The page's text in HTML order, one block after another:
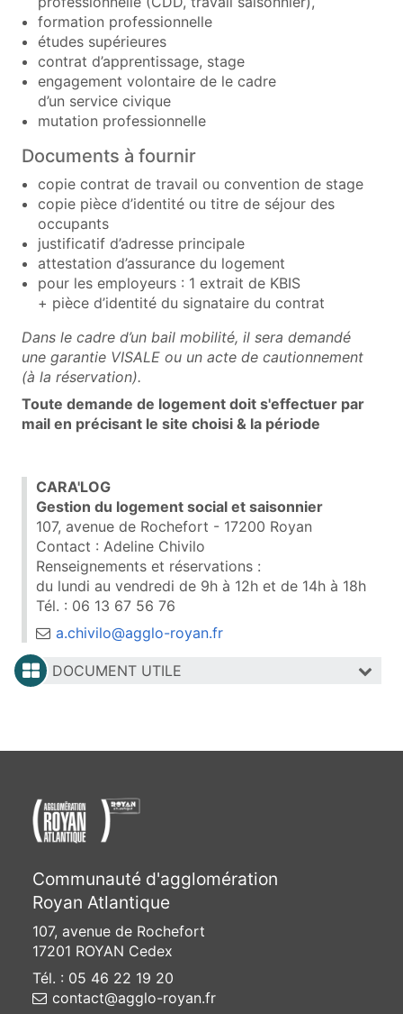
formation professionnelle
études supérieures
contrat d’apprentissage, stage
engagement volontaire de le cadre
d’un service civique
mutation professionnelle
Documents à fournir
copie contrat de travail ou convention de stage
copie pièce d’identité ou titre de séjour des
occupants
justificatif d’adresse principale
attestation d’assurance du logement
pour les employeurs : 1 extrait de KBIS
+ pièce d’identité du signataire du contrat
Dans le cadre d’un bail mobilité, il sera demandé
une garantie VISALE ou un acte de cautionnement
(à la réservation).
Toute demande de logement doit s'effectuer par
mail en précisant le site choisi & la période
CARA'LOG
Gestion du logement social et saisonnier
107, avenue de Rochefort - 17200 Royan
Contact : Adeline Chivilo
Renseignements et réservations :
du lundi au vendredi de 9h à 12h et de 14h à 18h
Tél. : 06 13 67 56 76
a.chivilo@agglo-royan.fr
DOCUMENT UTILE
Communauté d'agglomération
Royan Atlantique
107, avenue de Rochefort
17201 ROYAN Cedex
Tél. : 05 46 22 19 20
contact@agglo-royan.fr